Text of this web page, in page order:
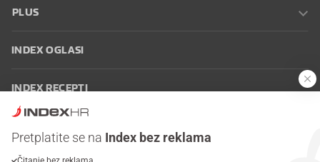
PLUS
INDEX OGLASI
INDEX RECEPTI
Pretplatite se na Index bez reklama